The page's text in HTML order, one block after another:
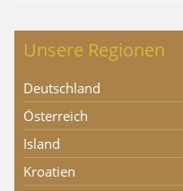
Unsere Regionen
Deutschland
Österreich
Island
Kroatien